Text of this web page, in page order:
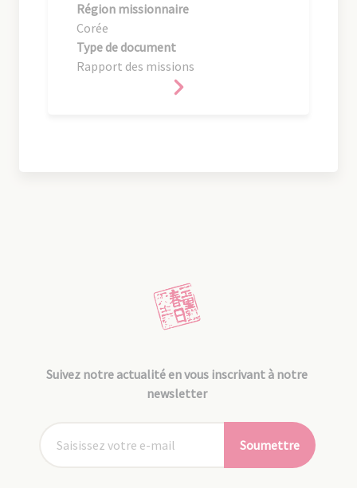
Région missionnaire
Corée
Type de document
Rapport des missions
Suivez notre actualité en vous inscrivant à notre
newsletter
Soumettre